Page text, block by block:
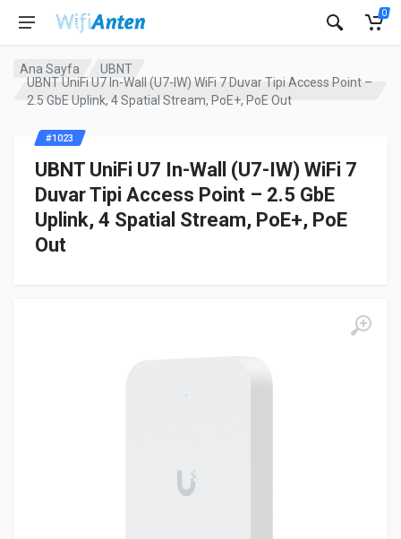
0
Ana Sayfa
UBNT
UBNT UniFi U7 In-Wall (U7-IW) WiFi 7 Duvar Tipi Access Point –
2.5 GbE Uplink, 4 Spatial Stream, PoE+, PoE Out
UBNT UniFi U7 In-Wall (U7-IW) WiFi 7
Duvar Tipi Access Point – 2.5 GbE
Uplink, 4 Spatial Stream, PoE+, PoE
Out
#1023